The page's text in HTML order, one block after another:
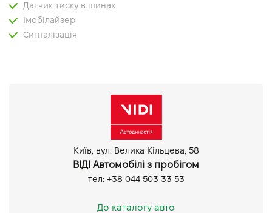
Датчик тиску в шинах
Імобілайзер
Сигналізація
Київ, вул. Велика Кільцева, 58
ВІДІ Автомобілі з пробігом
тел: +38 044 503 33 53
До каталогу авто